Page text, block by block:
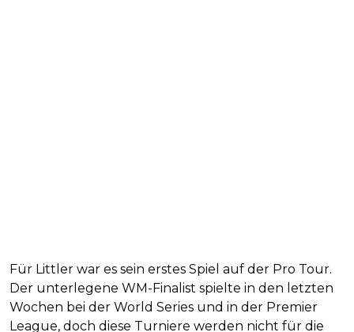
Für Littler war es sein erstes Spiel auf der Pro Tour.
Der unterlegene WM-Finalist spielte in den letzten
Wochen bei der World Series und in der Premier
League, doch diese Turniere werden nicht für die